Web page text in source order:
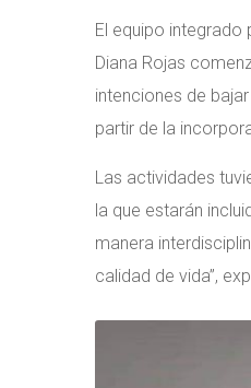
El equipo integrado
Diana Rojas
intenciones de
partir de la
Las actividades
la que estarán
manera
calidad de vida”,